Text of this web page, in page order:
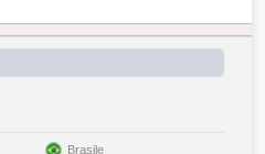
Brasile